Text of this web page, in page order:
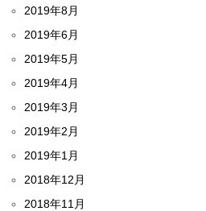
2019年8月
2019年6月
2019年5月
2019年4月
2019年3月
2019年2月
2019年1月
2018年12月
2018年11月